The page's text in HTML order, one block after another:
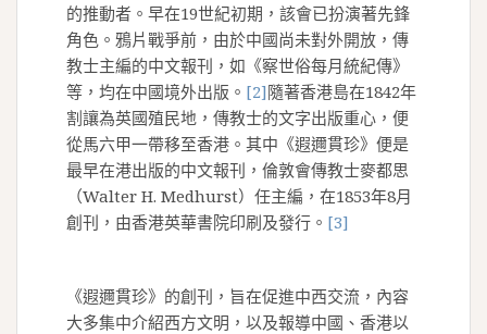
的推動者。早在19世紀初期，該會已扮演著先鋒
角色。鴉片戰爭前，由於中國尚未對外開放，傳
教士主編的中文報刊，如《察世俗每月統紀傳》
等，均在中國境外出版。 [2]隨著香港島在1842年
割讓為英國殖民地，傳教士的文字出版重心，便
從馬六甲一帶移至香港。其中《遐邇貫珍》便是
最早在港出版的中文報刊，倫敦會傳教士麥都思
（Walter H. Medhurst）任主編，在1853年8月
創刊，由香港英華書院印刷及發行。 [3]
《遐邇貫珍》的創刊，旨在促進中西交流，內容
大多集中介紹西方文明，以及報導中國、香港以